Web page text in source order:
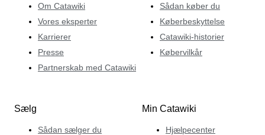
Om Catawiki
Vores eksperter
Karrierer
Presse
Partnerskab med Catawiki
Sådan køber du
Køberbeskyttelse
Catawiki-historier
Købervilkår
Sælg
Sådan sælger du
Min Catawiki
Hjælpecenter